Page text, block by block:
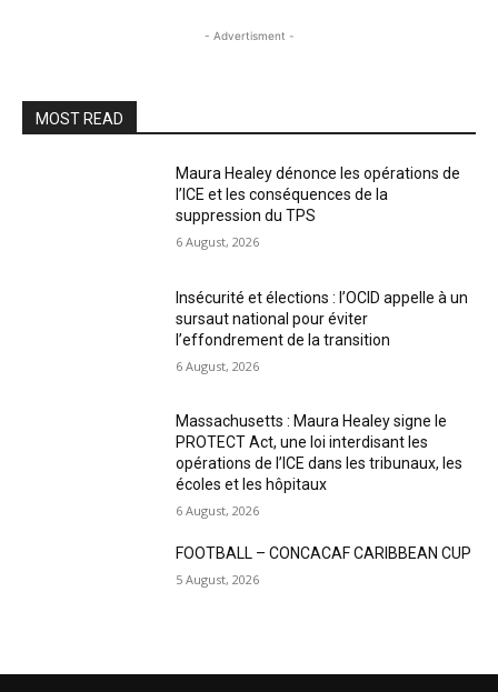
- Advertisment -
MOST READ
Maura Healey dénonce les opérations de
l’ICE et les conséquences de la
suppression du TPS
6 August, 2026
Insécurité et élections : l’OCID appelle à un
sursaut national pour éviter
l’effondrement de la transition
6 August, 2026
Massachusetts : Maura Healey signe le
PROTECT Act, une loi interdisant les
opérations de l’ICE dans les tribunaux, les
écoles et les hôpitaux
6 August, 2026
FOOTBALL – CONCACAF CARIBBEAN CUP
5 August, 2026